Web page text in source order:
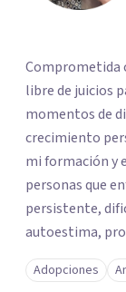
Comprometida
libre de juicios
momentos de
crecimiento
mi formación y
personas que
persistente,
autoestima,
relacionados
Mi enfoque se
Adopciones